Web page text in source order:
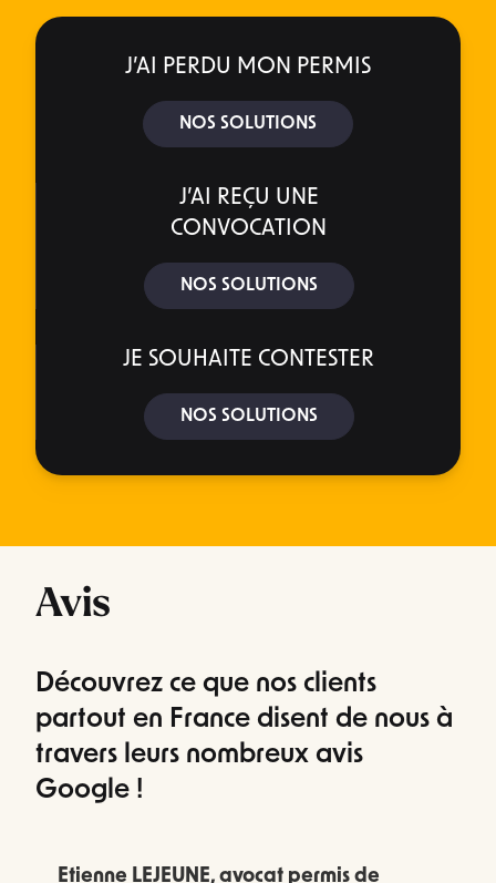
J’AI PERDU MON PERMIS
NOS SOLUTIONS
J’AI REÇU UNE
CONVOCATION
NOS SOLUTIONS
JE SOUHAITE CONTESTER
NOS SOLUTIONS
Avis
Découvrez ce que nos clients
partout en France disent de nous à
travers leurs nombreux avis
Google !
Etienne LEJEUNE, avocat permis de